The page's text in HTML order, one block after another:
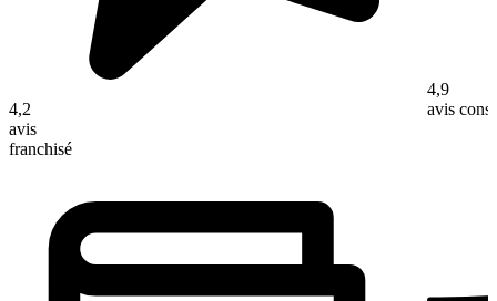
4,2
avis
franchisé
4,9
avis